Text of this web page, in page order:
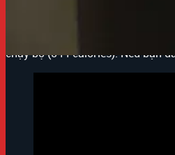
Đấm bốc hay boxing là bộ môn
khác. Một buổi tập boxing
chạy bộ (544 calories). Nếu bạn